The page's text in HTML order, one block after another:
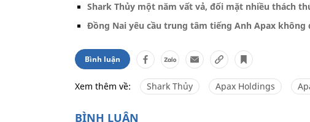
Shark Thủy một năm vất vả, đối mặt nhiều thách
Đồng Nai yêu cầu trung tâm tiếng Anh Apax
Bình luận
Xem thêm về: Shark Thủy Apax Holdings